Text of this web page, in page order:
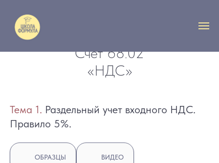
Счет 68.02
«НДС»
Тема 1. Раздельный учет входного НДС.
Правило 5%.
ОБРАЗЦЫ ВИДЕО